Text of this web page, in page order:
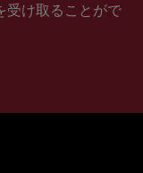
受け取ることがで